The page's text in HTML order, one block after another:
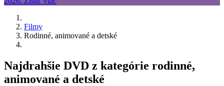
Filmy
Rodinné, animované a detské
Najdrahšie DVD z kategórie rodinné,
animované a detské